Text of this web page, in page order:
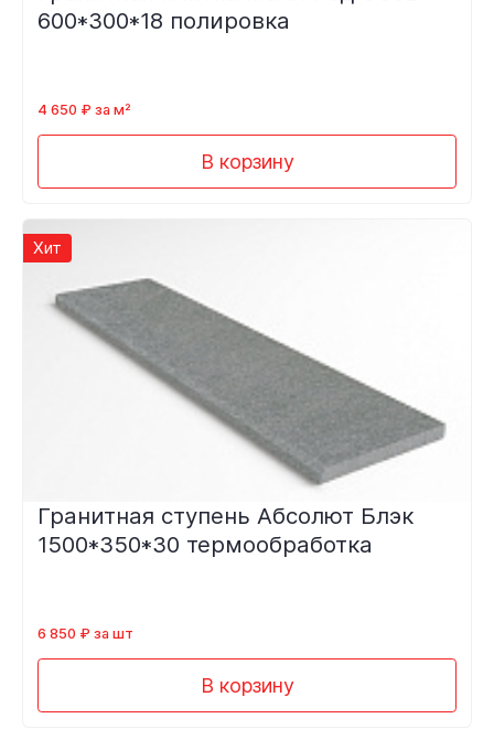
600*300*18 полировка
4 650 ₽ за м²
В корзину
Хит
Гранитная ступень Абсолют Блэк
1500*350*30 термообработка
6 850 ₽ за шт
В корзину